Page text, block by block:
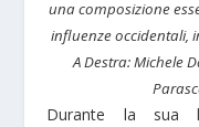
una composizione
influenze occidentali,
A Destra: Michele
Durante la sua